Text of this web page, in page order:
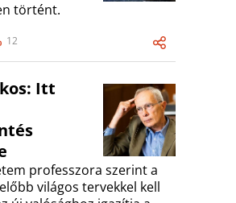
történt.
12
Itt
professzora szerint a
világos tervekkel kell